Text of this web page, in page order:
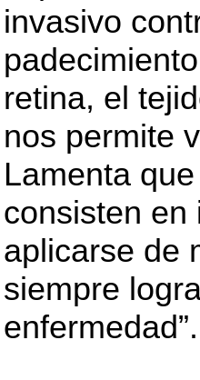
invasivo
retina, el
nos permite
Lamenta
consisten en
aplicarse de
siempre
enfermedad”.